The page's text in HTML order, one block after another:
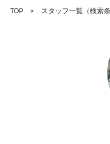
TOP スタッフ一覧（検索